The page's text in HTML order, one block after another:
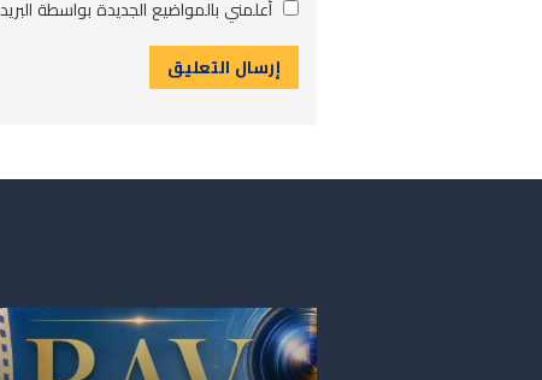
أعلمني بالمواضيع الجديدة بواسطة البريد